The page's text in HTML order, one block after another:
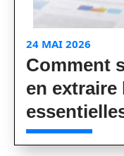
24 MAI 2026
Comment
en extraire